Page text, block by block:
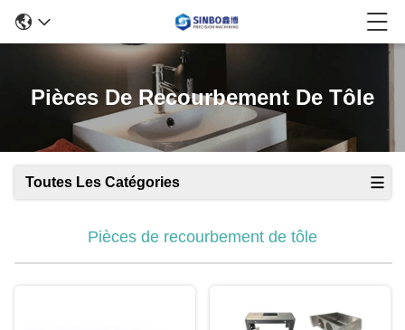
Pièces De Recourbement De Tôle
Toutes Les Catégories
Pièces de recourbement de tôle